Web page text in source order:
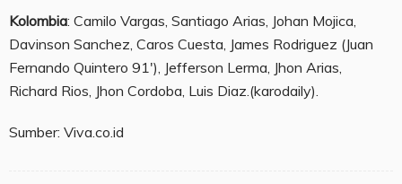
Kolombia: Camilo Vargas, Santiago Arias, Johan Mojica,
Davinson Sanchez, Caros Cuesta, James Rodriguez (Juan
Fernando Quintero 91′), Jefferson Lerma, Jhon Arias,
Richard Rios, Jhon Cordoba, Luis Diaz.(karodaily).
Sumber: Viva.co.id